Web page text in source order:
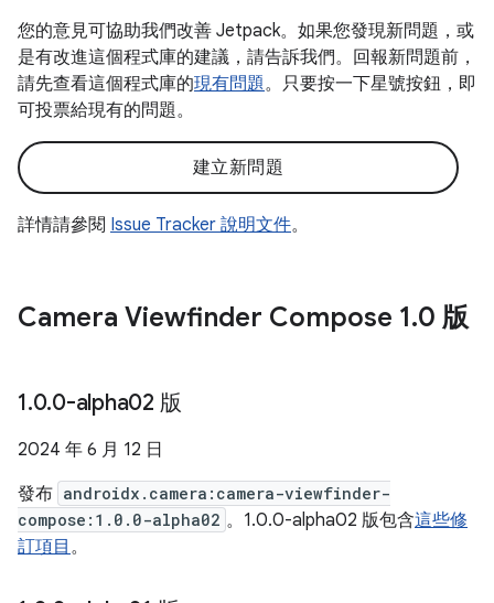
您的意見可協助我們改善 Jetpack。如果您發現新問題，或
是有改進這個程式庫的建議，請告訴我們。回報新問題前，
請先查看這個程式庫的現有問題。只要按一下星號按鈕，即
可投票給現有的問題。
建立新問題
詳情請參閱 Issue Tracker 說明文件。
Camera Viewfinder Compose 1.0 版
1.0.0-alpha02 版
2024 年 6 月 12 日
發布 androidx.camera:camera-viewfinder-
compose:1.0.0-alpha02 。1.0.0-alpha02 版包含這些修
訂項目 。